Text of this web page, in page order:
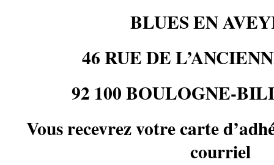
BLUES EN
46 RUE DE
92 100 BOULOGNE-
Vous recevrez votre carte
courriel